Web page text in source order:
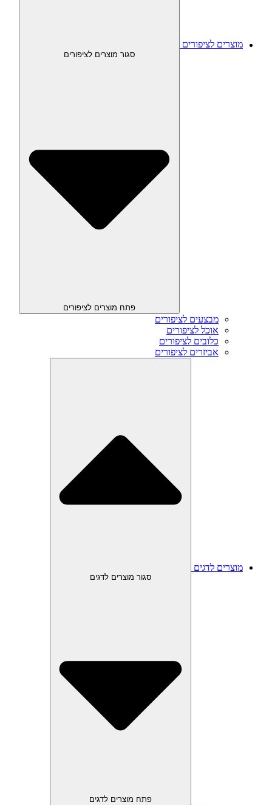
מוצרים לציפורים
סגור מוצרים לציפורים
פתח מוצרים לציפורים
מבצעים לציפורים
אוכל לציפורים
כלובים לציפורים
אביזרים לציפורים
מוצרים לדגים
סגור מוצרים לדגים
פתח מוצרים לדגים